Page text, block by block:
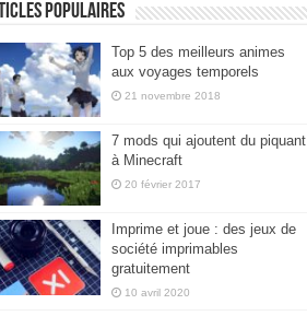
populaires
Top 5 des meilleurs animes
aux voyages temporels
21 novembre 2018
7 mods qui ajoutent du piquant
à Minecraft
20 février 2017
Imprime et joue : des jeux de
société imprimables
gratuitement
10 avril 2020